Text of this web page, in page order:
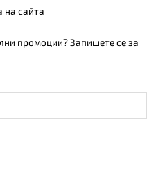
на сайта
промоции? Запишете се за